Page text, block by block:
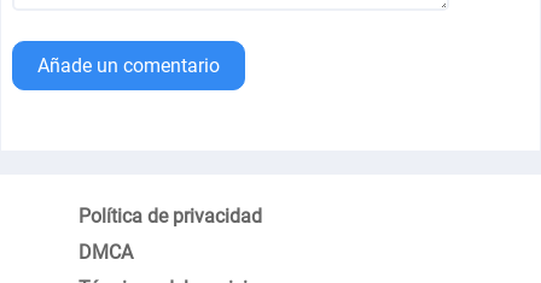
Añade un comentario
Política de privacidad
DMCA